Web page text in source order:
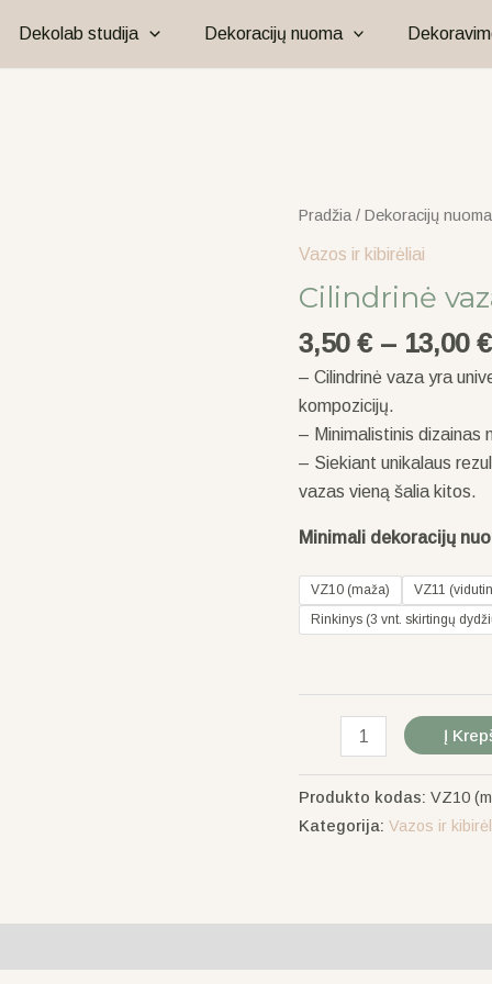
Dekolab studija Dekoracijų nuoma
Pradžia / Dekoracijų nuoma
Vazos ir kibirėliai
Cilindrinė
3,50 €– 13,00 €
– Cilindrinė vaza yra
kompozicijų.
– Minimalistinis dizainas
– Siekiant unikalaus
vazas vieną šalia kitos.
Minimali dekoracijų
VZ10 (maža)
VZ11
Rinkinys (3 vnt. skirtingų
produkto
vaza
Į
Produkto kodas: VZ10
Kategorija: Vazos ir